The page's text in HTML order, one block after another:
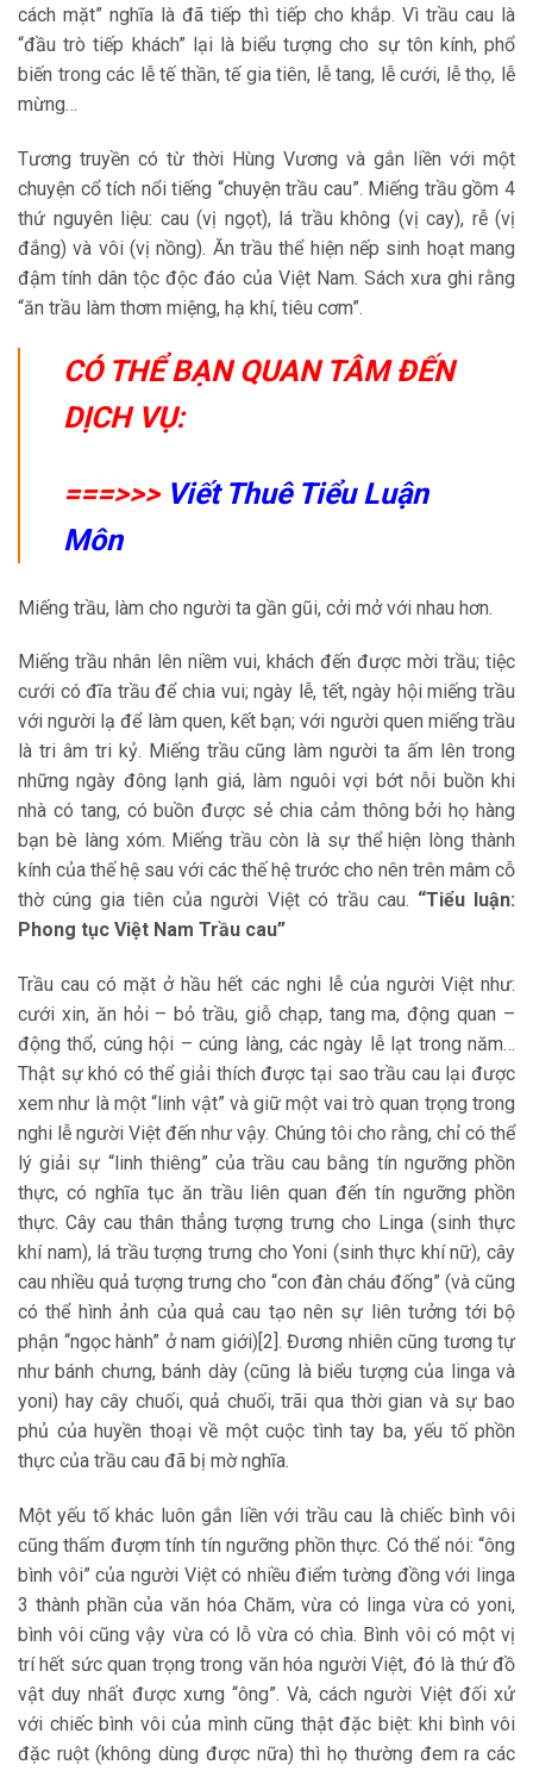
cách mặt” nghĩa là đã tiếp thì tiếp cho khắp. Vì trầu cau là
“đầu trò tiếp khách” lại là biểu tượng cho sự tôn kính, phổ
biến trong các lễ tế thần, tế gia tiên, lễ tang, lễ cưới, lễ thọ, lễ
mừng…
Tương truyền có từ thời Hùng Vương và gắn liền với một
chuyện cổ tích nổi tiếng “chuyện trầu cau”. Miếng trầu gồm 4
thứ nguyên liệu: cau (vị ngọt), lá trầu không (vị cay), rễ (vị
đắng) và vôi (vị nồng). Ăn trầu thể hiện nếp sinh hoạt mang
đậm tính dân tộc độc đáo của Việt Nam. Sách xưa ghi rằng
“ăn trầu làm thơm miệng, hạ khí, tiêu cơm”.
CÓ THỂ BẠN QUAN TÂM ĐẾN
DỊCH VỤ:
===>>> Viết Thuê Tiểu Luận
Môn
Miếng trầu, làm cho người ta gần gũi, cởi mở với nhau hơn.
Miếng trầu nhân lên niềm vui, khách đến được mời trầu; tiệc
cưới có đĩa trầu để chia vui; ngày lễ, tết, ngày hội miếng trầu
với người lạ để làm quen, kết bạn; với người quen miếng trầu
là tri âm tri kỷ. Miếng trầu cũng làm người ta ấm lên trong
những ngày đông lạnh giá, làm nguôi vợi bớt nỗi buồn khi
nhà có tang, có buồn được sẻ chia cảm thông bởi họ hàng
bạn bè làng xóm. Miếng trầu còn là sự thể hiện lòng thành
kính của thế hệ sau với các thế hệ trước cho nên trên mâm cỗ
thờ cúng gia tiên của người Việt có trầu cau. “Tiểu luận:
Phong tục Việt Nam Trầu cau”
Trầu cau có mặt ở hầu hết các nghi lễ của người Việt như:
cưới xin, ăn hỏi – bỏ trầu, giỗ chạp, tang ma, động quan –
động thổ, cúng hội – cúng làng, các ngày lễ lạt trong năm…
Thật sự khó có thể giải thích được tại sao trầu cau lại được
xem như là một “linh vật” và giữ một vai trò quan trọng trong
nghi lễ người Việt đến như vậy. Chúng tôi cho rằng, chỉ có thể
lý giải sự “linh thiêng” của trầu cau bằng tín ngưỡng phồn
thực, có nghĩa tục ăn trầu liên quan đến tín ngưỡng phồn
thực. Cây cau thân thẳng tượng trưng cho Linga (sinh thực
khí nam), lá trầu tượng trưng cho Yoni (sinh thực khí nữ), cây
cau nhiều quả tượng trưng cho “con đàn cháu đống” (và cũng
có thể hình ảnh của quả cau tạo nên sự liên tưởng tới bộ
phận “ngọc hành” ở nam giới)[2]. Đương nhiên cũng tương tự
như bánh chưng, bánh dày (cũng là biểu tượng của linga và
yoni) hay cây chuối, quả chuối, trãi qua thời gian và sự bao
phủ của huyền thoại về một cuộc tình tay ba, yếu tố phồn
thực của trầu cau đã bị mờ nghĩa.
Một yếu tố khác luôn gắn liền với trầu cau là chiếc bình vôi
cũng thấm đượm tính tín ngưỡng phồn thực. Có thể nói: “ông
bình vôi” của người Việt có nhiều điểm tường đồng với linga
3 thành phần của văn hóa Chăm, vừa có linga vừa có yoni,
bình vôi cũng vậy vừa có lỗ vừa có chìa. Bình vôi có một vị
trí hết sức quan trọng trong văn hóa người Việt, đó là thứ đồ
vật duy nhất được xưng “ông”. Và, cách người Việt đối xử
với chiếc bình vôi của mình cũng thật đặc biệt: khi bình vôi
đặc ruột (không dùng được nữa) thì họ thường đem ra các